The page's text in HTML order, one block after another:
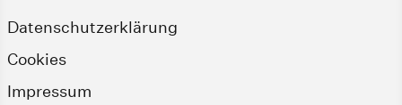
Datenschutzerklärung
Cookies
Impressum